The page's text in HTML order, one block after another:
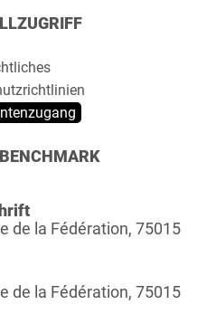
de la Fédération, 75015
de la Fédération, 75015